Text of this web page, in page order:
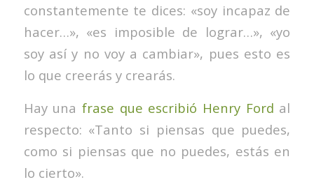
constantemente te dices: «soy incapaz de
hacer…», «es imposible de lograr…», «yo
soy así y no voy a cambiar», pues esto es
lo que creerás y crearás.
Hay una frase que escribió Henry Ford al
respecto: «Tanto si piensas que puedes,
como si piensas que no puedes, estás en
lo cierto».